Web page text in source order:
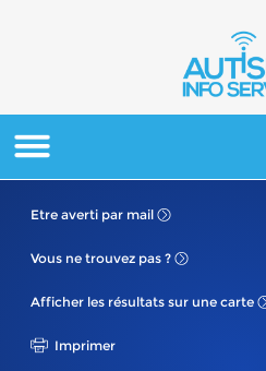
Etre averti par mail
Vous ne trouvez pas ?
Afficher les résultats sur une carte
Imprimer